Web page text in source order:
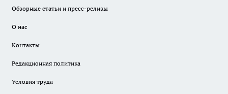
Обзорные статьи и пресс-релизы
О нас
Контакты
Редакционная политика
Условия труда